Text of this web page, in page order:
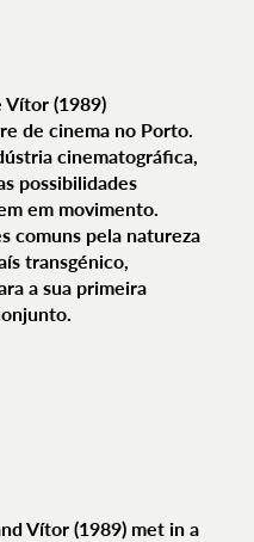
Vítor (1989)
de cinema no Porto.
cinematográfica,
possibilidades
em movimento.
comuns pela natureza
transgénico,
a sua primeira
Vítor (1989) met in a